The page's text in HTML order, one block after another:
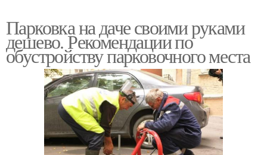
Парковка на даче своими руками
дешево. Рекомендации по
обустройству парковочного места